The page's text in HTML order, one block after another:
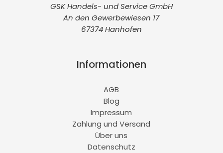
GSK Handels- und Service GmbH
An den Gewerbewiesen 17
67374 Hanhofen
Informationen
AGB
Blog
Impressum
Zahlung und Versand
Über uns
Datenschutz